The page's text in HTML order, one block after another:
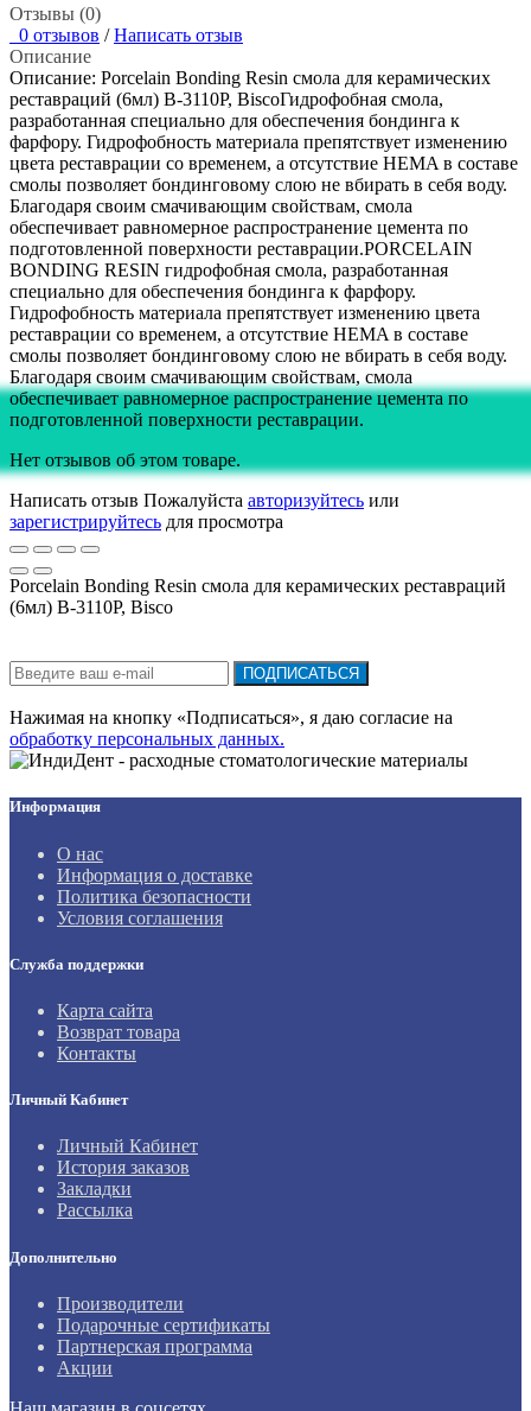
Отзывы (0)
0 отзывов / Написать отзыв
Описание
Описание: Porcelain Bonding Resin смола для керамических
реставраций (6мл) B-3110P, BiscoГидрофобная смола,
разработанная специально для обеспечения бондинга к
фарфору. Гидрофобность материала препятствует изменению
цвета реставрации со временем, а отсутствие HEMA в составе
смолы позволяет бондинговому слою не вбирать в себя воду.
Благодаря своим смачивающим свойствам, смола
обеспечивает равномерное распространение цемента по
подготовленной поверхности реставрации.PORCELAIN
BONDING RESIN гидрофобная смола, разработанная
специально для обеспечения бондинга к фарфору.
Гидрофобность материала препятствует изменению цвета
реставрации со временем, а отсутствие HEMA в составе
смолы позволяет бондинговому слою не вбирать в себя воду.
Благодаря своим смачивающим свойствам, смола
обеспечивает равномерное распространение цемента по
подготовленной поверхности реставрации.
Нет отзывов об этом товаре.
Написать отзыв Пожалуйста авторизуйтесь или
зарегистрируйтесь для просмотра
Porcelain Bonding Resin смола для керамических реставраций
(6мл) B-3110P, Bisco
ПОДПИСАТЬСЯ
Нажимая на кнопку «Подписаться», я даю cогласие на
обработку персональных данных.
Информация
О нас
Информация о доставке
Политика безопасности
Условия соглашения
Служба поддержки
Карта сайта
Возврат товара
Контакты
Личный Кабинет
Личный Кабинет
История заказов
Закладки
Рассылка
Дополнительно
Производители
Подарочные сертификаты
Партнерская программа
Акции